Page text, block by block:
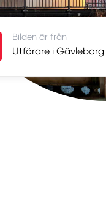
Bilden är från
Utförare i Gävleborg